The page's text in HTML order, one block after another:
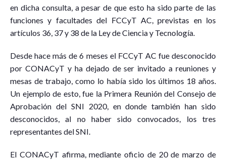
en dicha consulta, a pesar de que esto ha sido parte de las
funciones y facultades del FCCyT AC, previstas en los
artículos 36, 37 y 38 de la Ley de Ciencia y Tecnología.
Desde hace más de 6 meses el FCCyT AC fue desconocido
por CONACyT y ha dejado de ser invitado a reuniones y
mesas de trabajo, como lo había sido los últimos 18 años.
Un ejemplo de esto, fue la Primera Reunión del Consejo de
Aprobación del SNI 2020, en donde también han sido
desconocidos, al no haber sido convocados, los tres
representantes del SNI.
El CONACyT afirma, mediante oficio de 20 de marzo de